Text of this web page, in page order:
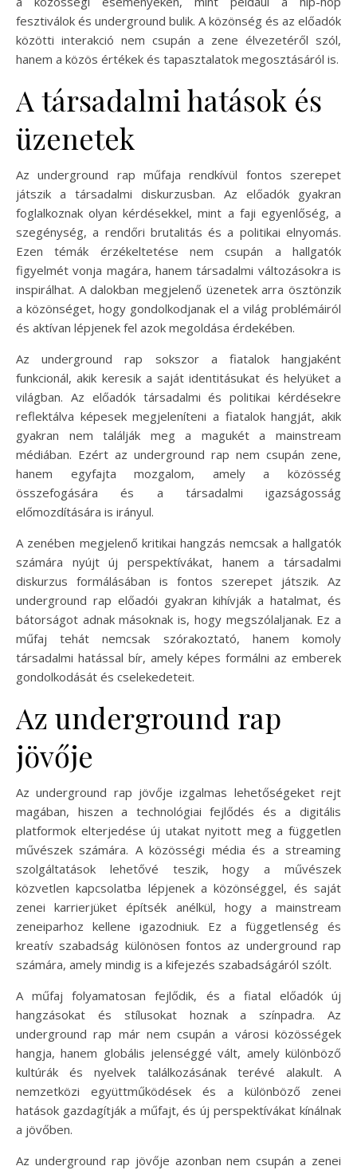
fesztiválok és underground bulik. A közönség és az előadók
közötti interakció nem csupán a zene élvezetéről szól,
hanem a közös értékek és tapasztalatok megosztásáról is.
A társadalmi hatások és
üzenetek
Az underground rap műfaja rendkívül fontos szerepet
játszik a társadalmi diskurzusban. Az előadók gyakran
foglalkoznak olyan kérdésekkel, mint a faji egyenlőség, a
szegénység, a rendőri brutalitás és a politikai elnyomás.
Ezen témák érzékeltetése nem csupán a hallgatók
figyelmét vonja magára, hanem társadalmi változásokra is
inspirálhat. A dalokban megjelenő üzenetek arra ösztönzik
a közönséget, hogy gondolkodjanak el a világ problémáiról
és aktívan lépjenek fel azok megoldása érdekében.
Az underground rap sokszor a fiatalok hangjaként
funkcionál, akik keresik a saját identitásukat és helyüket a
világban. Az előadók társadalmi és politikai kérdésekre
reflektálva képesek megjeleníteni a fiatalok hangját, akik
gyakran nem találják meg a magukét a mainstream
médiában. Ezért az underground rap nem csupán zene,
hanem egyfajta mozgalom, amely a közösség
összefogására és a társadalmi igazságosság
előmozdítására is irányul.
A zenében megjelenő kritikai hangzás nemcsak a hallgatók
számára nyújt új perspektívákat, hanem a társadalmi
diskurzus formálásában is fontos szerepet játszik. Az
underground rap előadói gyakran kihívják a hatalmat, és
bátorságot adnak másoknak is, hogy megszólaljanak. Ez a
műfaj tehát nemcsak szórakoztató, hanem komoly
társadalmi hatással bír, amely képes formálni az emberek
gondolkodását és cselekedeteit.
Az underground rap
jövője
Az underground rap jövője izgalmas lehetőségeket rejt
magában, hiszen a technológiai fejlődés és a digitális
platformok elterjedése új utakat nyitott meg a független
művészek számára. A közösségi média és a streaming
szolgáltatások lehetővé teszik, hogy a művészek
közvetlen kapcsolatba lépjenek a közönséggel, és saját
zenei karrierjüket építsék anélkül, hogy a mainstream
zeneiparhoz kellene igazodniuk. Ez a függetlenség és
kreatív szabadság különösen fontos az underground rap
számára, amely mindig is a kifejezés szabadságáról szólt.
A műfaj folyamatosan fejlődik, és a fiatal előadók új
hangzásokat és stílusokat hoznak a színpadra. Az
underground rap már nem csupán a városi közösségek
hangja, hanem globális jelenséggé vált, amely különböző
kultúrák és nyelvek találkozásának terévé alakult. A
nemzetközi együttműködések és a különböző zenei
hatások gazdagítják a műfajt, és új perspektívákat kínálnak
a jövőben.
Az underground rap jövője azonban nem csupán a zenei